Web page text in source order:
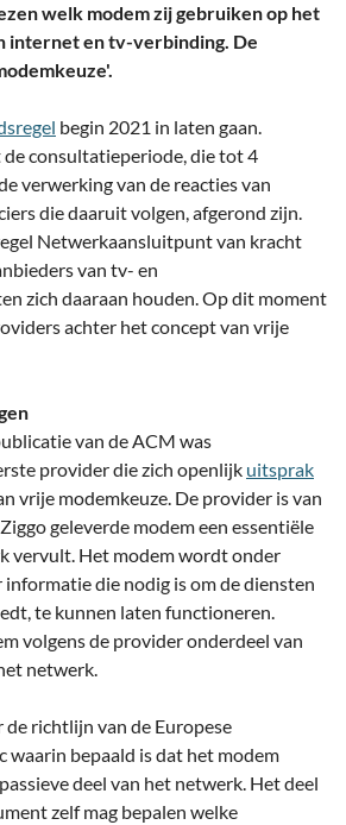
welk modem zij gebruiken op het
internet en tv-verbinding. De
begin 2021 in laten gaan.
consultatieperiode, die tot 4
verwerking van de reacties van
die daaruit volgen, afgerond zijn.
Netwerkaansluitpunt van kracht
van tv- en
zich daaraan houden. Op dit moment
achter het concept van vrije
van de ACM was
provider die zich openlijk uitsprak
vrije modemkeuze. De provider is van
geleverde modem een essentiële
vervult. Het modem wordt onder
die nodig is om de diensten
te kunnen laten functioneren.
volgens de provider onderdeel van
netwerk.
richtlijn van de Europese
waarin bepaald is dat het modem
deel van het netwerk. Het deel
zelf mag bepalen welke